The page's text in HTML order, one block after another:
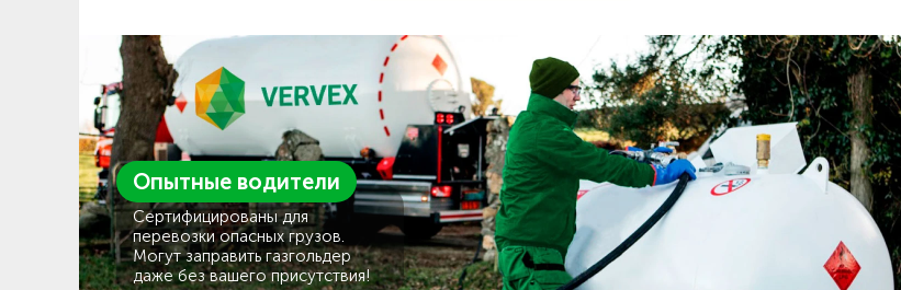
Опытные водители
Сертифицированы для
перевозки опасных грузов.
Могут заправить газгольдер
даже без вашего присутствия!